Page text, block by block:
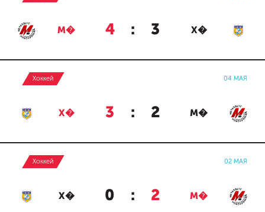
М� 4 : 3 Х�
Хоккей 04 МАЯ
Х� 3 : 2 М�
Хоккей 02 МАЯ
Х� 0 : 2 М�